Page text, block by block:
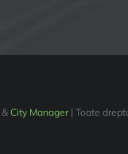
& City Manager| Toate